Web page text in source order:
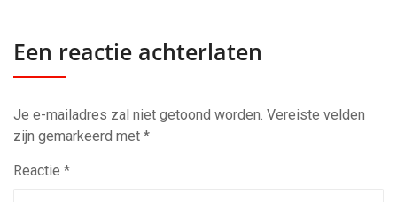
Een reactie achterlaten
Je e-mailadres zal niet getoond worden. Vereiste velden
zijn gemarkeerd met *
Reactie *